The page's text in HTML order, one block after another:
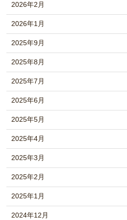
2026年2月
2026年1月
2025年9月
2025年8月
2025年7月
2025年6月
2025年5月
2025年4月
2025年3月
2025年2月
2025年1月
2024年12月